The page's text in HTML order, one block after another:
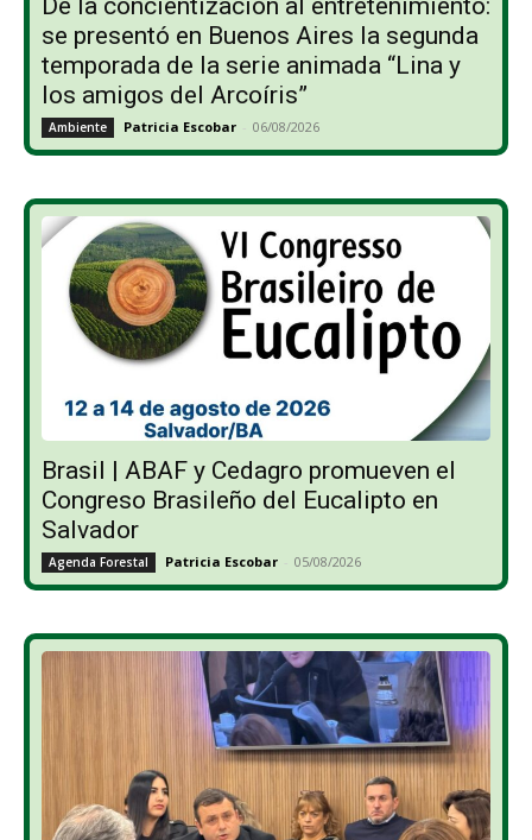
se presentó en Buenos Aires la segunda
temporada de la serie animada “Lina y
los amigos del Arcoíris”
Ambiente Patricia Escobar - 06/08/2026
Brasil | ABAF y Cedagro promueven el
Congreso Brasileño del Eucalipto en
Salvador
Agenda Forestal Patricia Escobar - 05/08/2026